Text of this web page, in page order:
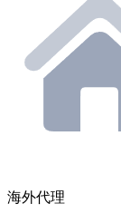
海外代理